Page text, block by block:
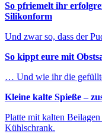
So pfriemelt ihr
Silikonform
Und zwar so, dass der
So kippt eure mit
… Und wie ihr die
Kleine kalte Spieße –
Platte mit kalten
Kühlschrank.